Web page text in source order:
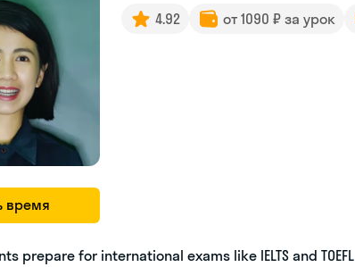
время
4.92 от 1090 ₽ за урок
prepare for international exams like IELTS and TOEFL